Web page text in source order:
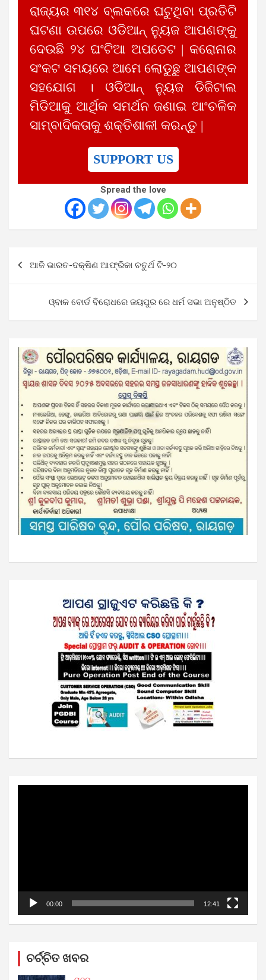
ରାଜ୍ୟର ୩୧୪ ବ୍ଲକରେ ଘଟୁଥିବା ପ୍ରତିଟି
ଘଟଣା ଉପରେ ଓଡିଆନ୍ ନ୍ୟୁଜ ଆପଣଙ୍କୁ
ଦେଉଛି ୨୪ ଘଂଟିଆ ଅପଡେଟ | କରୋନାର
ସଂକଟ ସମୟରେ ଆମେ ଲୋଡୁଛୁ ଆପଣଙ୍କ
ସହଯୋଗ । ଓଡିଆନ୍ ନ୍ୟୁଜ ଡିଜିଟାଲ
ମିଡିଆକୁ ଆର୍ଥିକ ସମର୍ଥନ ଜଣାଇ ଆଂଚଳିକ
ସାମ୍ବାଦିକତାକୁ ଶକ୍ତିଶାଳୀ କରନ୍ତୁ |
SUPPORT US
Spread the love
ଆଜି ଭାରତ-ଦକ୍ଷିଣ ଆଫ୍ରିକା ଚତୁର୍ଥ ଟି-୨୦
ଓ୍ବାକ ବୋର୍ଡ ବିରୋଧରେ ଜୟପୁର ରେ ଧର୍ମ ସଭା ଅନୁଷ୍ଠିତ
00:00 12:41
ଚର୍ଚ୍ଚିତ ଖବର